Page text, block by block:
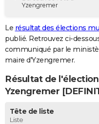
Destinations
City break
Voyage nature
Voyage de noces
Forum
GUIDES D'ACHAT
BONS PLANS
Carte de Noël
Carte Bonne année
Carte Saint-Valentin
Carte Pâques
Carte d'anniversaire
DICTIONNAIRE
Dictionnaire
Biographies
Citations
Expressions
Proverbes
PROGRAMME TV
Yzengremer
Le résultat des élections
publié. Retrouvez ci-
communiqué par le
maire d'Yzengremer.
Résultat de
Yzengremer
Tête de liste
Liste